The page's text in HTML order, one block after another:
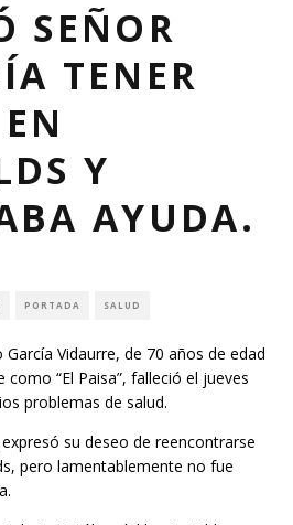
SEÑOR
TENER
Y
AYUDA.
PORTADA SALUD
Vidaurre, de 70 años de edad
“El Paisa”, falleció el jueves
problemas de salud.
su deseo de reencontrarse
pero lamentablemente no fue